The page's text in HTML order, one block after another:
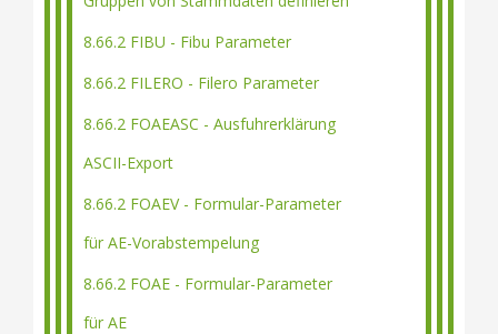
8.66.2 FIBU - Fibu Parameter
8.66.2 FILERO - Filero Parameter
8.66.2 FOAEASC - Ausfuhrerklärung
ASCII-Export
8.66.2 FOAEV - Formular-Parameter
für AE-Vorabstempelung
8.66.2 FOAE - Formular-Parameter
für AE